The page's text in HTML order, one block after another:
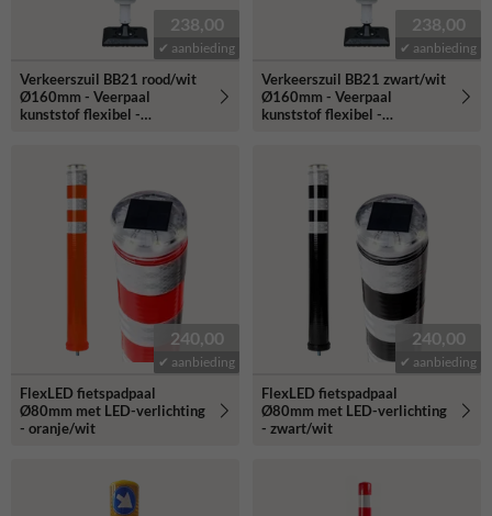
238,00
✔ aanbieding
Verkeerszuil BB21 rood/wit
Ø160mm - Veerpaal
kunststof flexibel -
238,00
✔ aanbieding
Verkeerszuil BB21 zwart/wit
Ø160mm - Veerpaal
kunststof flexibel -
240,00
✔ aanbieding
FlexLED fietspadpaal
Ø80mm met LED-verlichting
- oranje/wit
240,00
✔ aanbieding
FlexLED fietspadpaal
Ø80mm met LED-verlichting
- zwart/wit